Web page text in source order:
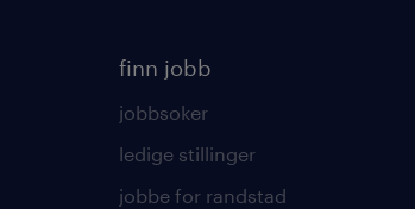
finn jobb
jobbsoker
ledige stillinger
jobbe for randstad